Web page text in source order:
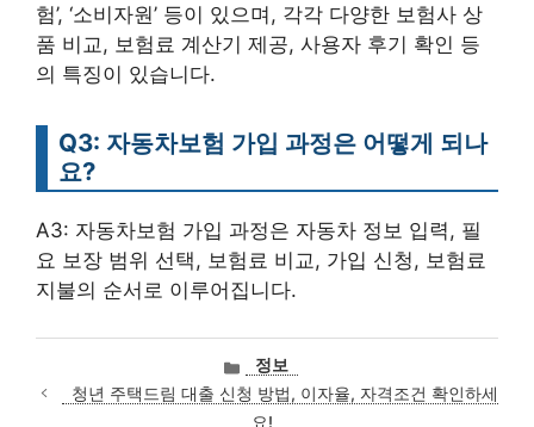
험’, ‘소비자원’ 등이 있으며, 각각 다양한 보험사 상
품 비교, 보험료 계산기 제공, 사용자 후기 확인 등
의 특징이 있습니다.
Q3: 자동차보험 가입 과정은 어떻게 되나
요?
A3: 자동차보험 가입 과정은 자동차 정보 입력, 필
요 보장 범위 선택, 보험료 비교, 가입 신청, 보험료
지불의 순서로 이루어집니다.
카
테
고
정보
청년 주택드림 대출 신청 방법, 이자율, 자격조건 확인하세
요!